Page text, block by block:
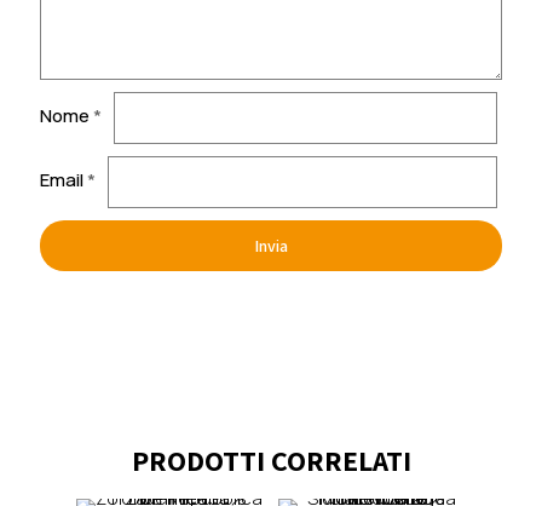
Nome *
Email*
PRODOTTI CORRELATI